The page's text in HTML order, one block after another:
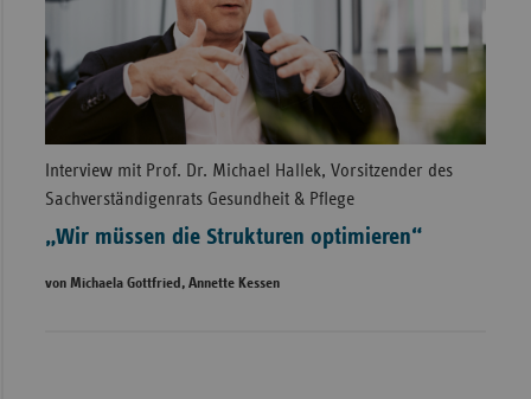
Interview mit Prof. Dr. Michael Hallek, Vorsitzender des
Sachverständigenrats Gesundheit & Pflege
„Wir müssen die Strukturen optimieren“
von Michaela Gottfried, Annette Kessen